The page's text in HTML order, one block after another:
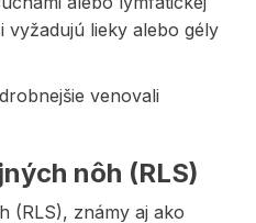
vyžadujú lieky alebo gély
venovali
nôh (RLS)
(RLS), známy aj ako